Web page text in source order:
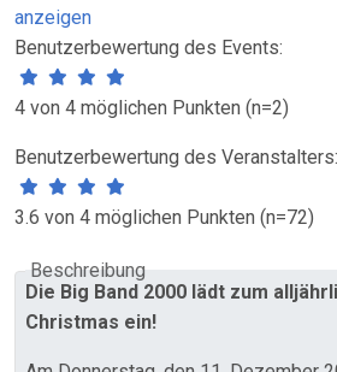
anzeigen
Benutzerbewertung des Events:
4 von 4 möglichen Punkten (n=2)
Benutzerbewertung des Veranstalters:
3.6 von 4 möglichen Punkten (n=72)
Beschreibung
Die Big Band 2000 lädt zum
Christmas ein!